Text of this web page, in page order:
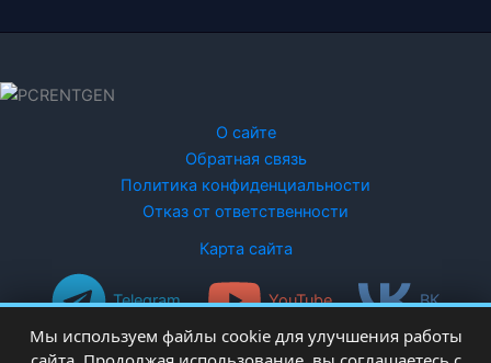
О сайте
Обратная связь
Политика конфиденциальности
Отказ от ответственности
Карта сайта
Telegram YouTube ВК
Мы используем файлы cookie для улучшения работы